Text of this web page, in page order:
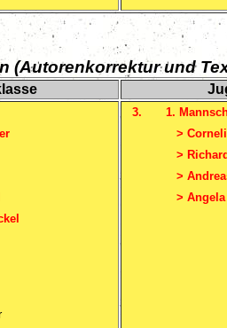
(Autorenkorrektur und
3.
1.
>
>
>
>